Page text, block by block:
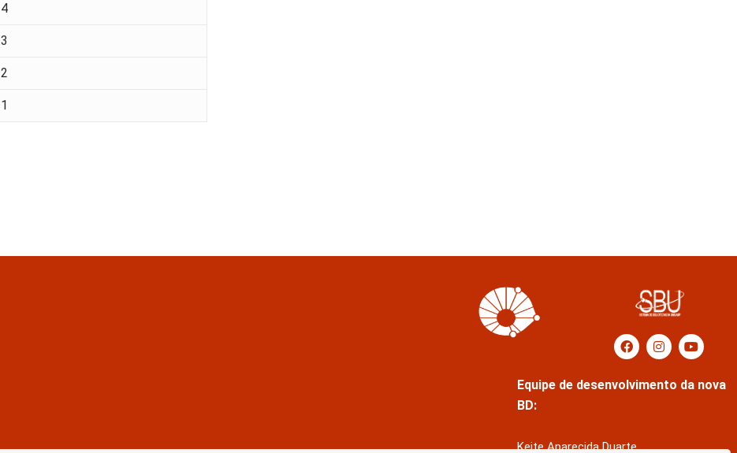
4
3
2
1
Equipe de desenvolvimento da nova
BD:
Keite Aparecida Duarte